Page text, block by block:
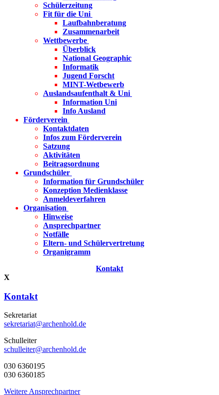
Schülerzeitung
Fit für die Uni
Laufbahnberatung
Zusammenarbeit
Wettbewerbe
Überblick
National Geographic
Informatik
Jugend Forscht
MINT-Wetbewerb
Auslandsaufenthalt & Uni
Information Uni
Info Ausland
Förderverein
Kontaktdaten
Infos zum Förderverein
Satzung
Aktivitäten
Beitragsordnung
Grundschüler
Information für Grundschüler
Konzeption Medienklasse
Anmeldeverfahren
Organisation
Hinweise
Ansprechpartner
Notfälle
Eltern- und Schülervertretung
Organigramm
Kontakt
X
Kontakt
Sekretariat
sekretariat@archenhold.de
Schulleiter
schulleiter@archenhold.de
030 6360195
030 6360185
Weitere Ansprechpartner